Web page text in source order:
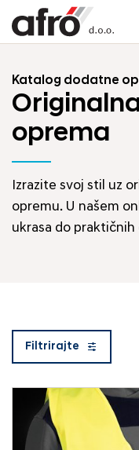
Katalog dodatne
oprema
Izrazite svoj stil uz
opremu. U našem
ukrasa do praktičnih
Filtrirajte